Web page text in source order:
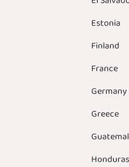
Estonia
Finland
France
Germany
Greece
Honduras